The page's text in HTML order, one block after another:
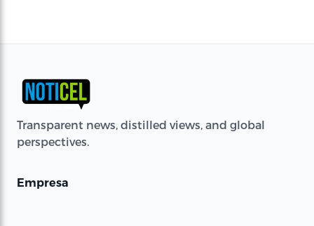
Transparent news, distilled views, and global
perspectives.
Empresa